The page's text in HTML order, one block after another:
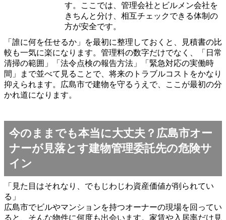
す。ここでは、管理会社とビルメン会社を
きちんと分け、相互チェックできる体制の
方が安全です。
「誰に何を任せるか」を最初に整理しておくと、見積書の比
較も一気に楽になります。管理料の数字だけでなく、「日常
清掃の範囲」「法令点検の報告方法」「緊急対応の実働時
間」まで並べて見ることで、将来のトラブルコストをかなり
抑えられます。広島市で建物を守るうえで、ここが最初の分
かれ道になります。
今のままでも本当に大丈夫？広島市オー
ナーが見落とす建物管理委託先の危険サ
イン
「見た目はそれなり、でもじわじわ資産価値が削られてい
る」
広島市でビルやマンションを持つオーナーの現場を回ってい
ると、そんな物件に何度も出会います。家賃や入居率だけ見